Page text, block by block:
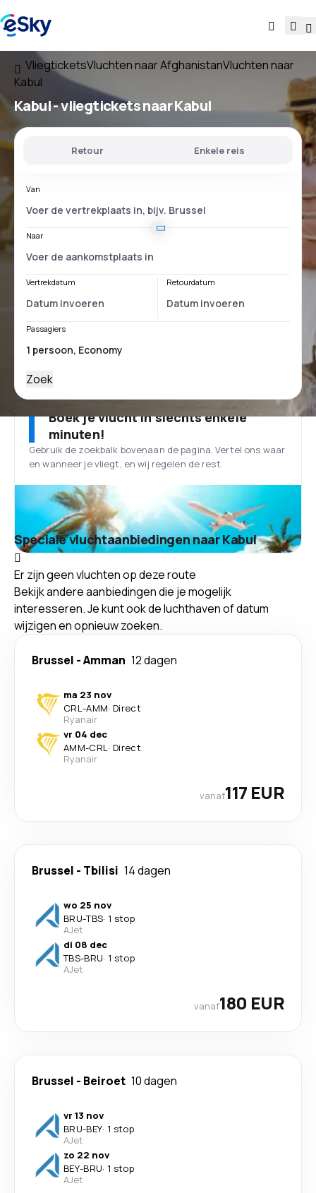
VliegticketsVluchten naar AfghanistanVluchten naar
Kabul
Kabul - vliegtickets naar Kabul
Retour Enkele reis
Van
Naar
Vertrekdatum Retourdatum
Passagiers
Zoek
Boek je vlucht in slechts enkele
minuten!
Gebruik de zoekbalk bovenaan de pagina. Vertel ons waar
en wanneer je vliegt, en wij regelen de rest.
Speciale vluchtaanbiedingen naar Kabul
Er zijn geen vluchten op deze route
Bekijk andere aanbiedingen die je mogelijk
interesseren. Je kunt ook de luchthaven of datum
wijzigen en opnieuw zoeken.
Brussel -Amman 12 dagen
ma 23 nov
CRL-AMM· Direct
Ryanair
vr 04 dec
AMM-CRL· Direct
Ryanair
vanaf117 EUR
Brussel - Tbilisi 14 dagen
wo 25 nov
BRU-TBS· 1 stop
AJet
di 08 dec
TBS-BRU· 1 stop
AJet
vanaf180 EUR
Brussel - Beiroet 10 dagen
vr 13 nov
BRU-BEY· 1 stop
AJet
zo 22 nov
BEY-BRU· 1 stop
AJet